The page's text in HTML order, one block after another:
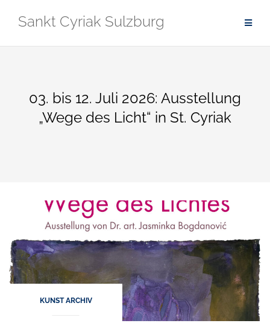
InhaltSankt Cyriak Sulzburg
03. bis 12. Juli 2026: Ausstellung
„Wege des Licht“ in St. Cyriak
KUNST ARCHIV